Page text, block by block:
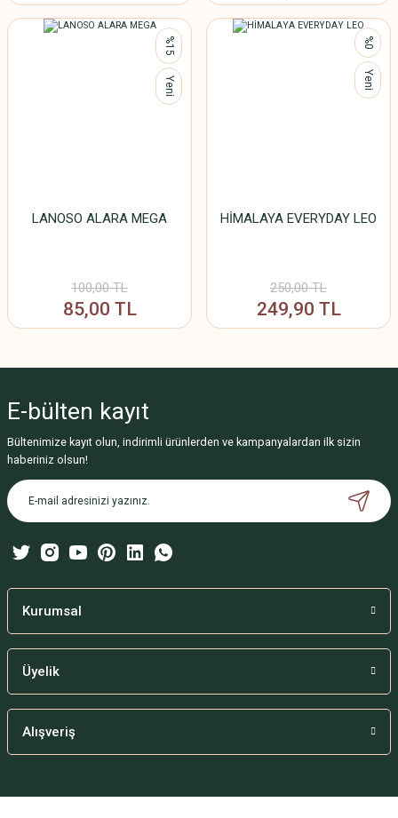
%15
Yeni
LANOSO ALARA MEGA
100,00 TL
85,00 TL
%0
Yeni
HİMALAYA EVERYDAY LEO
250,00 TL
249,90 TL
E-bülten kayıt
Bültenimize kayıt olun, indirimli ürünlerden ve kampanyalardan ilk sizin
haberiniz olsun!
Kurumsal
Üyelik
Alışveriş